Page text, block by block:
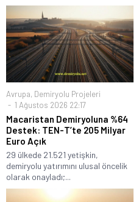
Avrupa, Demiryolu Projeleri
1 Ağustos 2026 22:17
Macaristan Demiryoluna %64
Destek: TEN-T’te 205 Milyar
Euro Açık
29 ülkede 21.521 yetişkin,
demiryolu yatırımını ulusal öncelik
olarak onayladı;...